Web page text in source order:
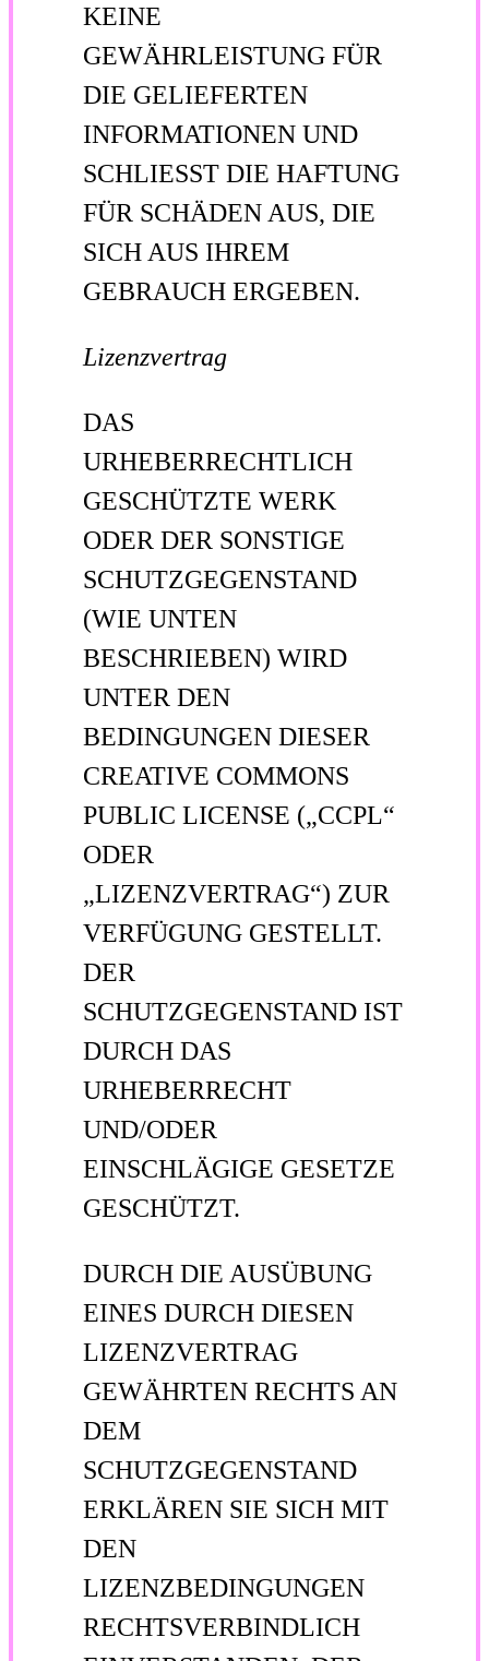
KEINE
GEWÄHRLEISTUNG FÜR
DIE GELIEFERTEN
INFORMATIONEN UND
SCHLIESST DIE HAFTUNG
FÜR SCHÄDEN AUS, DIE
SICH AUS IHREM
GEBRAUCH ERGEBEN.
Lizenzvertrag
DAS
URHEBERRECHTLICH
GESCHÜTZTE WERK
ODER DER SONSTIGE
SCHUTZGEGENSTAND
(WIE UNTEN
BESCHRIEBEN) WIRD
UNTER DEN
BEDINGUNGEN DIESER
CREATIVE COMMONS
PUBLIC LICENSE („CCPL“
ODER
„LIZENZVERTRAG“) ZUR
VERFÜGUNG GESTELLT.
DER
SCHUTZGEGENSTAND IST
DURCH DAS
URHEBERRECHT
UND/ODER
EINSCHLÄGIGE GESETZE
GESCHÜTZT.
DURCH DIE AUSÜBUNG
EINES DURCH DIESEN
LIZENZVERTRAG
GEWÄHRTEN RECHTS AN
DEM
SCHUTZGEGENSTAND
ERKLÄREN SIE SICH MIT
DEN
LIZENZBEDINGUNGEN
RECHTSVERBINDLICH